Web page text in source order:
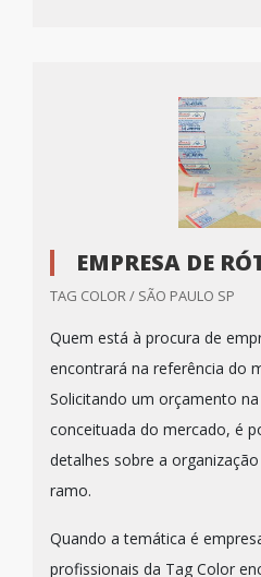
EMPRESA DE
TAG COLOR / SÃO PAULO SP
Quem está à procura de
encontrará na referência do
Solicitando um orçamento
conceituada do mercado, é
detalhes sobre a
ramo.
Quando a temática é
profissionais da Tag Color